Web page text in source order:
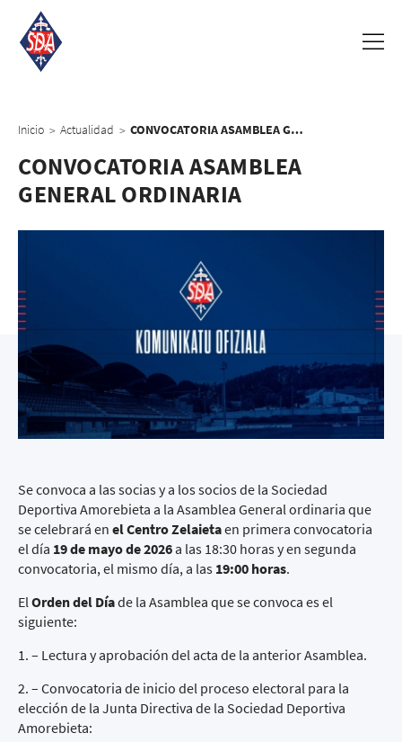
Inicio > Actualidad > CONVOCATORIA ASAMBLEA GENERAL ORDINARIA
CONVOCATORIA ASAMBLEA
GENERAL ORDINARIA
Se convoca a las socias y a los socios de la Sociedad
Deportiva Amorebieta a la Asamblea General ordinaria que
se celebrará en el Centro Zelaietaen primera convocatoria
el día 19 de mayo de 2026a las 18:30 horas y en segunda
convocatoria, el mismo día, a las 19:00 horas.
ElOrden del Díade la Asamblea que se convoca es el
siguiente:
1. – Lectura y aprobación del acta de la anterior Asamblea.
2. – Convocatoria de inicio del proceso electoral para la
elección de la Junta Directiva de la Sociedad Deportiva
Amorebieta: